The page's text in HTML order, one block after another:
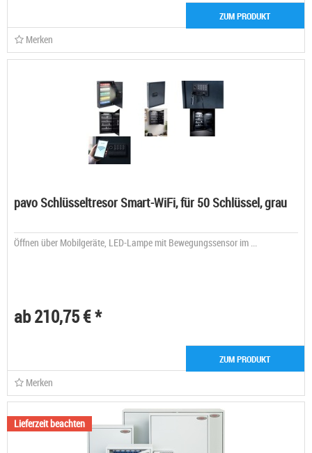
ZUM PRODUKT
Merken
pavo Schlüsseltresor Smart-WiFi, für 50 Schlüssel, grau
Öffnen über Mobilgeräte, LED-Lampe mit Bewegungssensor im ...
ab 210,75 € *
ZUM PRODUKT
Merken
Lieferzeit beachten